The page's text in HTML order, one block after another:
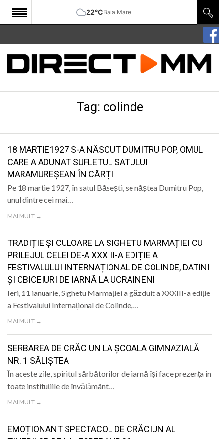
22°CBaia Mare
START
COMUNITATE
SANATATE
SPORT
SPECIAL
Tag: colinde
18 MARTIE1927 S-A NĂSCUT DUMITRU POP, OMUL
CARE A ADUNAT SUFLETUL SATULUI
MARAMUREȘEAN ÎN CĂRȚI
Pe 18 martie 1927, în satul Băsești, se năștea Dumitru Pop,
unul dintre cei mai…
MAI MULT →
TRADIȚIE ȘI CULOARE LA SIGHETU MARMAȚIEI CU
PRILEJUL CELEI DE-A XXXIII-A EDIȚIE A
FESTIVALULUI INTERNAȚIONAL DE COLINDE, DATINI
ȘI OBICEIURI DE IARNĂ LA UCRAINENI
Ieri, 11 ianuarie, Sighetu Marmației a găzduit a XXXIII-a ediție
a Festivalului Internațional de Colinde,…
MAI MULT →
SERBAREA DE CRĂCIUN LA ȘCOALA GIMNAZIALĂ
NR. 1 SĂLIȘTEA
În aceste zile, spiritul sărbătorilor de iarnă își face prezența în
toate instituțiile de învățământ…
MAI MULT →
EMOȚIONANT SPECTACOL DE CRĂCIUN AL